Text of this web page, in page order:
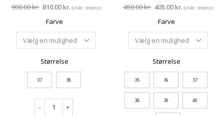
900.00kr. 810.00kr. (inkl. moms)
Farve
Størrelse
37 38
- +
450.00kr. 405.00kr. (inkl. moms)
Farve
Størrelse
35 36 37
38 39 40